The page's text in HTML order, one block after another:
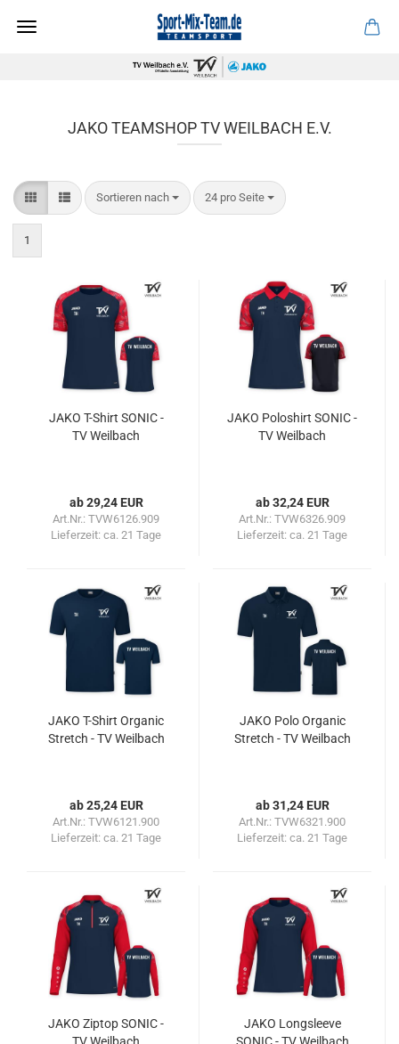
JAKO TEAMSHOP TV WEILBACH E.V.
Sortieren nach
Sortieren nach 24 pro Seite
pro Seite
1
JAKO T-Shirt SONIC -
TV Weilbach
ab 29,24 EUR
Art.Nr.: TVW6126.909
Lieferzeit: ca. 21 Tage
JAKO Poloshirt SONIC -
TV Weilbach
ab 32,24 EUR
Art.Nr.: TVW6326.909
Lieferzeit: ca. 21 Tage
JAKO T-Shirt Organic
Stretch - TV Weilbach
ab 25,24 EUR
Art.Nr.: TVW6121.900
Lieferzeit: ca. 21 Tage
JAKO Polo Organic
Stretch - TV Weilbach
ab 31,24 EUR
Art.Nr.: TVW6321.900
Lieferzeit: ca. 21 Tage
JAKO Ziptop SONIC -
JAKO Longsleeve